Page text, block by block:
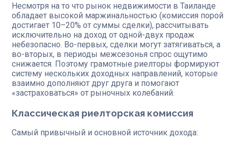
Несмотря на то что рынок недвижимости в Таиланде
обладает высокой маржинальностью (комиссия порой
достигает 10–20% от суммы сделки), рассчитывать
исключительно на доход от одной-двух продаж
небезопасно. Во-первых, сделки могут затягиваться, а
во-вторых, в периоды межсезонья спрос ощутимо
снижается. Поэтому грамотные риелторы формируют
систему нескольких доходных направлений, которые
взаимно дополняют друг друга и помогают
«застраховаться» от рыночных колебаний.
Классическая риелторская комиссия
Самый привычный и основной источник дохода: